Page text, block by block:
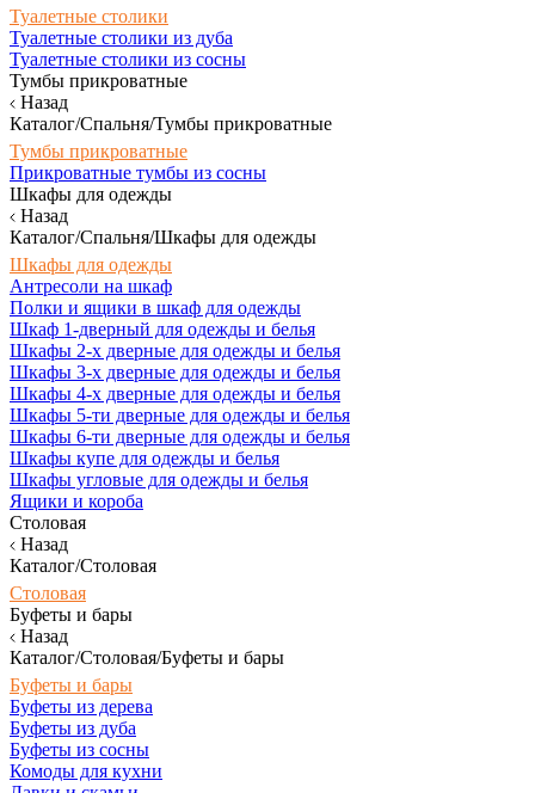
Туалетные столики
Туалетные столики из дуба
Туалетные столики из сосны
Тумбы прикроватные
Назад
Каталог/Спальня/Тумбы прикроватные
Тумбы прикроватные
Прикроватные тумбы из сосны
Шкафы для одежды
Назад
Каталог/Спальня/Шкафы для одежды
Шкафы для одежды
Антресоли на шкаф
Полки и ящики в шкаф для одежды
Шкаф 1-дверный для одежды и белья
Шкафы 2-х дверные для одежды и белья
Шкафы 3-х дверные для одежды и белья
Шкафы 4-х дверные для одежды и белья
Шкафы 5-ти дверные для одежды и белья
Шкафы 6-ти дверные для одежды и белья
Шкафы купе для одежды и белья
Шкафы угловые для одежды и белья
Ящики и короба
Столовая
Назад
Каталог/Столовая
Столовая
Буфеты и бары
Назад
Каталог/Столовая/Буфеты и бары
Буфеты и бары
Буфеты из дерева
Буфеты из дуба
Буфеты из сосны
Комоды для кухни